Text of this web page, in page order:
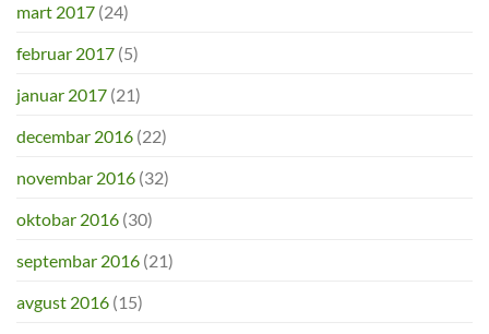
mart 2017 (24)
februar 2017 (5)
januar 2017 (21)
decembar 2016 (22)
novembar 2016 (32)
oktobar 2016 (30)
septembar 2016 (21)
avgust 2016 (15)